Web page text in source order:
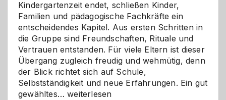
Kindergartenzeit endet, schließen Kinder,
Familien und pädagogische Fachkräfte ein
entscheidendes Kapitel. Aus ersten Schritten in
die Gruppe sind Freundschaften, Rituale und
Vertrauen entstanden. Für viele Eltern ist dieser
Übergang zugleich freudig und wehmütig, denn
der Blick richtet sich auf Schule,
Selbstständigkeit und neue Erfahrungen. Ein gut
gewähltes…Abschied
weiterlesen